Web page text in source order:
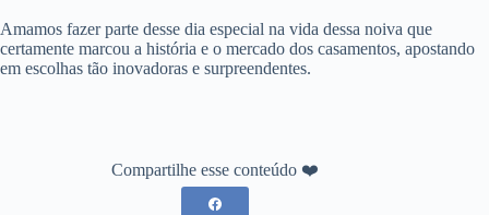
Amamos fazer parte desse dia especial na vida dessa noiva que
certamente marcou a história e o mercado dos casamentos, apostando
em escolhas tão inovadoras e surpreendentes.
Compartilhe esse conteúdo ❤️